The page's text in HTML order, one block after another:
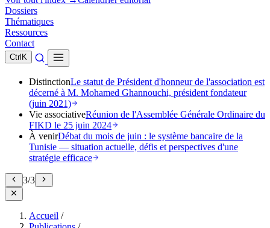
Dossiers
Thématiques
Ressources
Contact
Ctrl K
DistinctionLe statut de Président d'honneur de l'association est
décerné à M. Mohamed Ghannouchi, président fondateur
(juin 2021)
Vie associativeRéunion de l'Assemblée Générale Ordinaire du
FIKD le 25 juin 2024
À venirDébat du mois de juin : le système bancaire de la
Tunisie — situation actuelle, défis et perspectives d'une
stratégie efficace
3/3
Accueil /